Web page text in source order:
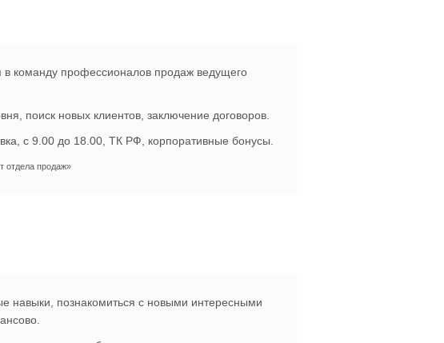
команду профессионалов продаж ведущего
поиск новых клиентов, заключение договоров.
с 9.00 до 18.00, ТК РФ, корпоративные бонусы.
отдела продаж»
навыки, познакомиться с новыми интересными